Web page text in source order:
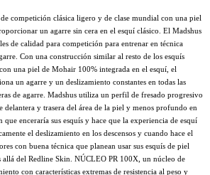
competición clásica ligero y de clase mundial con una piel
un agarre sin cera en el esquí clásico. El Madshus
de calidad para competición para entrenar en técnica
Con una construcción similar al resto de los esquís
una piel de Mohair 100% integrada en el esquí, el
un agarre y un deslizamiento constantes en todas las
de agarre. Madshus utiliza un perfil de fresado progresivo
delantera y trasera del área de la piel y menos profundo en
enceraría sus esquís y hace que la experiencia de esquí
el deslizamiento en los descensos y cuando hace el
con buena técnica que planean usar sus esquís de piel
allá del Redline Skin. NÚCLEO PR 100X, un núcleo de
con características extremas de resistencia al peso y